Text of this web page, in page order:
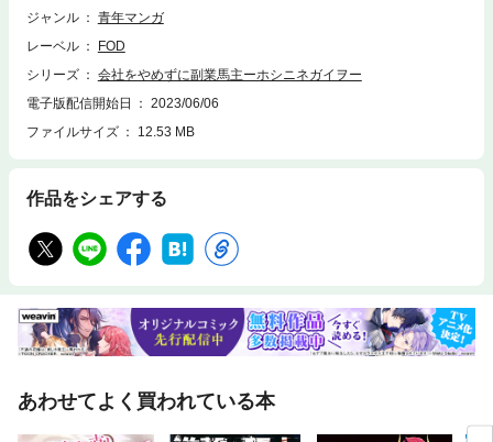
ジャンル
青年マンガ
レーベル
FOD
シリーズ
会社をやめずに副業馬主ーホシニネガイヲー
電子版配信開始日
2023/06/06
ファイルサイズ
12.53 MB
作品をシェアする
あわせてよく買われている本